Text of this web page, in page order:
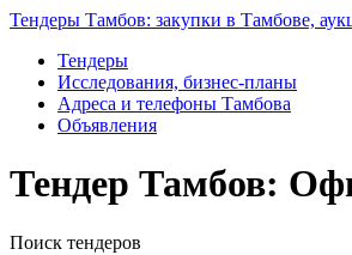
Тендеры Тамбов: закупки в Тамбове,
Тендеры
Исследования, бизнес-планы
Адреса и телефоны Тамбова
Объявления
Тендер Тамбов:
Поиск тендеров